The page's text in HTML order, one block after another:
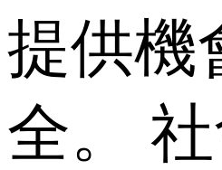
提供機
全。